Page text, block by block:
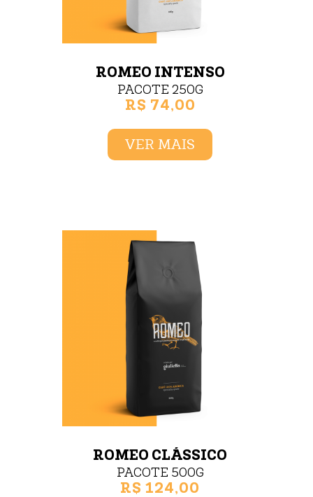
ROMEO INTENSO
PACOTE 250G
R$ 74,00
VER MAIS
ROMEO CLÁSSICO
PACOTE 500G
R$ 124,00